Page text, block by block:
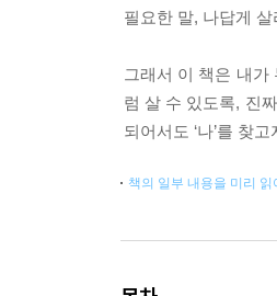
필요한 말, 나답게
그래서 이 책은 내가
럼 살 수 있도록, 진
되어서도 ‘나’를 찾
책의 일부 내용을 미리